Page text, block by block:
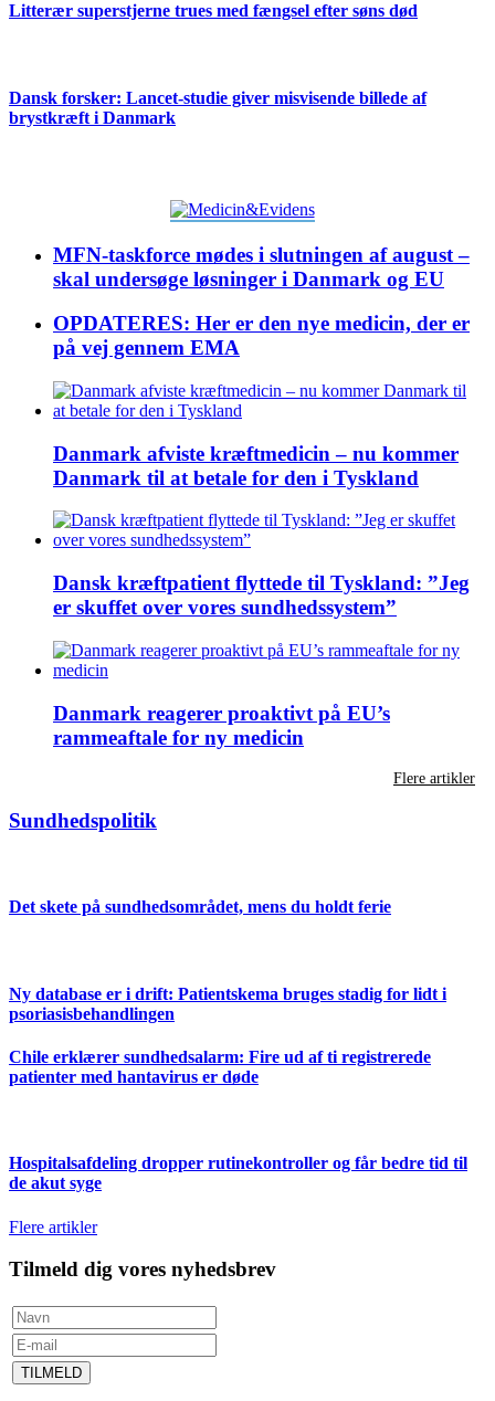
Litterær superstjerne trues med fængsel efter søns død
Dansk forsker: Lancet-studie giver misvisende billede af
brystkræft i Danmark
MFN-taskforce mødes i slutningen af august –
skal undersøge løsninger i Danmark og EU
OPDATERES: Her er den nye medicin, der er
på vej gennem EMA
Danmark afviste kræftmedicin – nu kommer
Danmark til at betale for den i Tyskland
Dansk kræftpatient flyttede til Tyskland: ”Jeg
er skuffet over vores sundhedssystem”
Danmark reagerer proaktivt på EU’s
rammeaftale for ny medicin
Flere artikler
Sundhedspolitik
Det skete på sundhedsområdet, mens du holdt ferie
Ny database er i drift: Patientskema bruges stadig for lidt i
psoriasisbehandlingen
Chile erklærer sundhedsalarm: Fire ud af ti registrerede
patienter med hantavirus er døde
Hospitalsafdeling dropper rutinekontroller og får bedre tid til
de akut syge
Flere artikler
Tilmeld dig vores nyhedsbrev
TILMELD